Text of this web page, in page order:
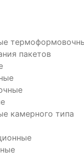
пакетов
камерного типа